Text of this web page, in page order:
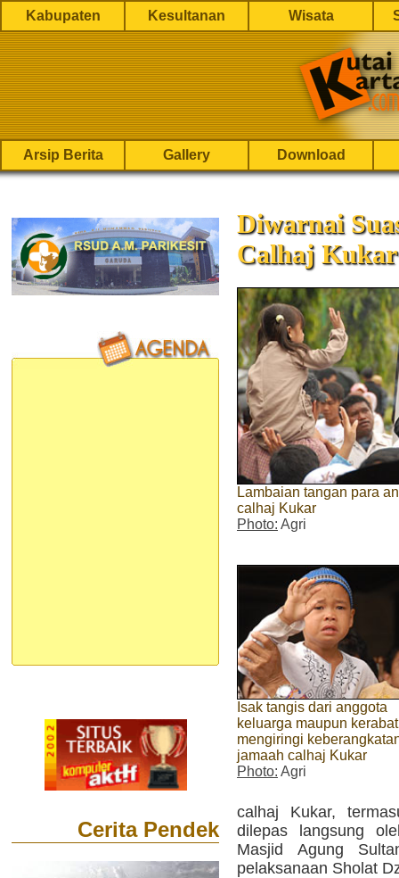
Kabupaten Kesultanan Wisata
Arsip Berita Gallery Download
Cerita Pendek
Diwarnai
Calhaj
Lambaian tangan para
calhaj Kukar
Photo: Agri
Isak tangis dari anggota
keluarga maupun
mengiringi
jamaah calhaj Kukar
Photo: Agri
calhaj Kukar,
dilepas langsung
Masjid Agung
pelaksanaan Sholat